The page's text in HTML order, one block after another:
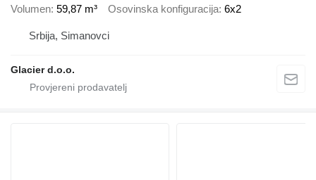
Volumen 59,87 m³ Osovinska konfiguracija 6x2
Srbija, Simanovci
Glacier d.o.o.